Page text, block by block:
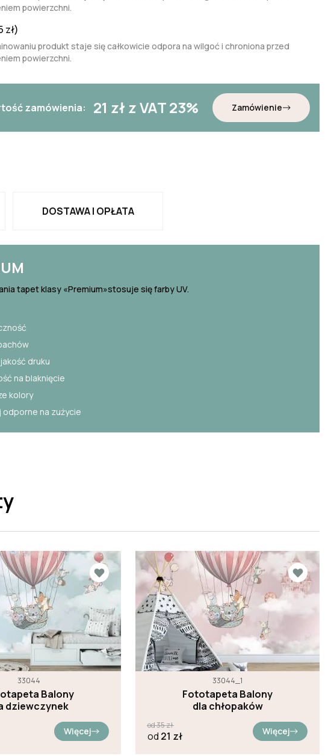
powierzchni.
zł)
produkt staje się całkowicie odpora na wilgoć i chroniona przed
powierzchni.
zamówienia: 21 zł z VAT 23% Zamówienie
DOSTAWA I OPŁATA
tapet klasy «Premium»stosuje się farby UV.
druku
na blaknięcie
kolory
na zużycie
33044
Balony
dziewczynek
Więcej
33044_1
Fototapeta Balony
dla chłopaków
od35zł
od 21 zł Więcej